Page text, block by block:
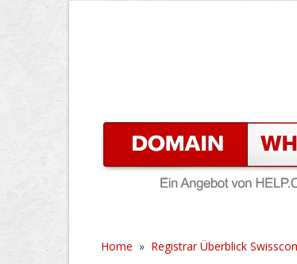
Home » Registrar Überblick